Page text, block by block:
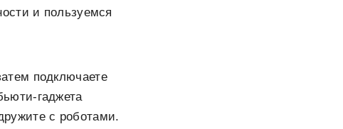
и пользуемся
подключаете
гаджета
с роботами.